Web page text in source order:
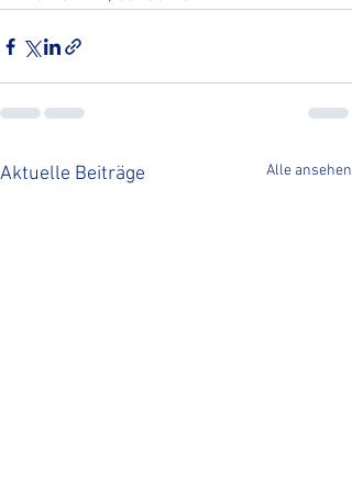
Aktuelle Beiträge Alle ansehen